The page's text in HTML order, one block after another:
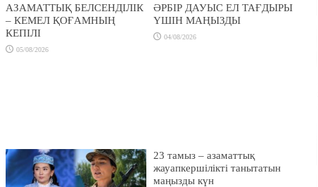
АЗАМАТТЫҚ БЕЛСЕНДІЛІК
– КЕМЕЛ ҚОҒАМНЫҢ
КЕПІЛІ
05/08/2026
ӘРБІР ДАУЫС ЕЛ ТАҒДЫРЫ
ҮШІН МАҢЫЗДЫ
04/08/2026
23 тамыз – азаматтық
жауапкершілікті танытатын
маңызды күн